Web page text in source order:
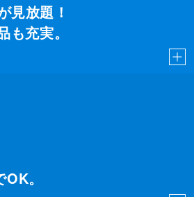
見放題！
も充実。
。